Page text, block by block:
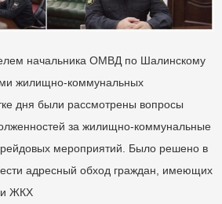
начальника ОМВД по Шалинскому
жилищно-коммунальных
дня были рассмотрены вопросы
за жилищно-коммунальные
мероприятий. Было решено в
адресный обход граждан, имеющих
ЖКХ